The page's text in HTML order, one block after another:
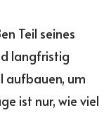
Teil seines
langfristig
aufbauen, um
ist nur, wie viel